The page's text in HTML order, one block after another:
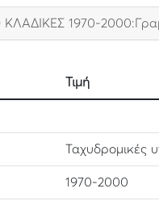
ΚΛΑΔΙΚΕΣ 1970-
Τιμή
Ταχυδρομικές
1970-2000